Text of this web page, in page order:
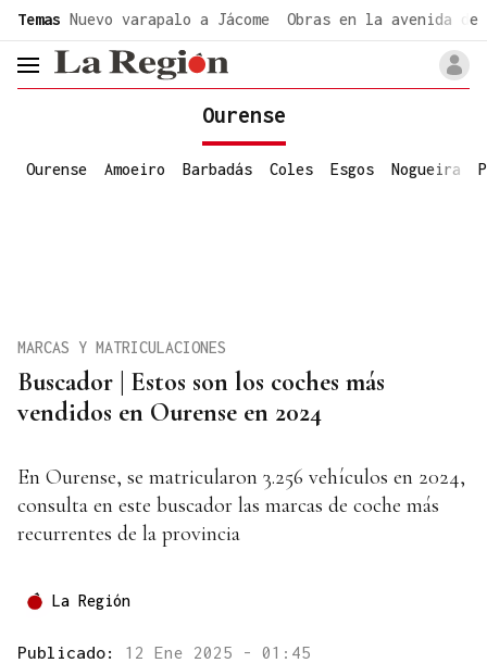
Temas Nuevo varapalo a Jácome Obras en la avenida de
header.menu.open
Ourense
Ourense Amoeiro Barbadás Coles Esgos Nogueira
Buscador | Estos son los coches más
vendidos en Ourense en 2024
MARCAS Y MATRICULACIONES
En Ourense, se matricularon 3.256 vehículos en 2024,
consulta en este buscador las marcas de coche más
recurrentes de la provincia
La Región
Publicado: 12 Ene 2025 - 01:45